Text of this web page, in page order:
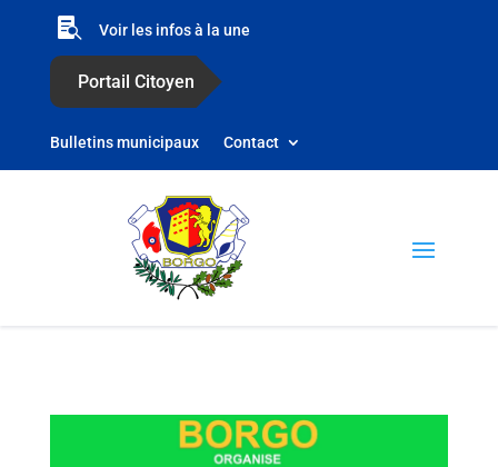
 Voir les infos à la une
Bulletins municipaux Contact
Portail Citoyen